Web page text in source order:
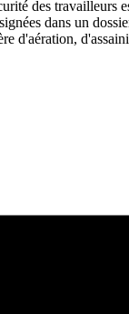
des travailleurs
dans un
d'aération,